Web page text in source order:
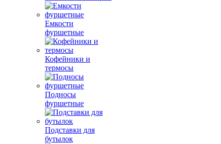
Емкости
фуршетные
Кофейники и
термосы
Подносы
фуршетные
Подставки для
бутылок